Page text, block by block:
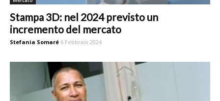
Stampa 3D: nel 2024 previsto un
incremento del mercato
Stefania Somaré 6 Febbraio 2024